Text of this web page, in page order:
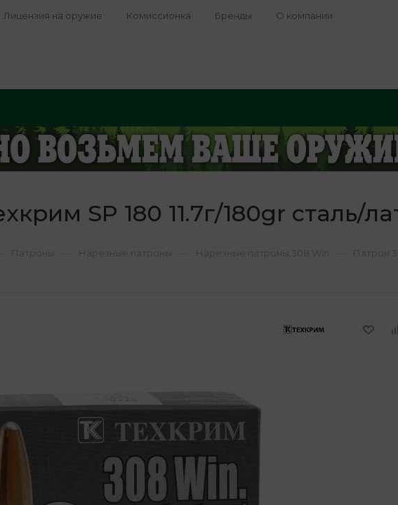
Лицензия на оружие Комиссионка Бренды О компании
SP 180 11.7г/180gr сталь/